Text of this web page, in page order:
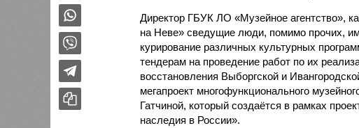
Директор ГБУК ЛО «Музейное агентство»,
на Неве» сведущие люди, помимо прочих,
курирование различных культурных
тендерам на проведение работ по их
восстановления Выборгской и
мегапроект многофункционального
Гатчиной, который создаётся в рамках
наследия в России».